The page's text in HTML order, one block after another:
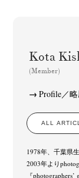
Kota
(Member)
Profile／
ALL
1978年、千葉県
2003年より
『